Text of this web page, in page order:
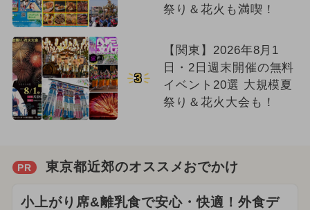
祭り＆花火も満喫！
3
【関東】2026年8月1
日・2日週末開催の無料
イベント20選 大規模夏
祭り＆花火大会も！
PR 東京都近郊のオススメおでかけ
小上がり席&離乳食で安心・快適！外食デ